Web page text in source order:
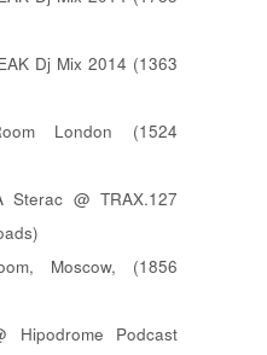
Dj Mix 2014 (1363
London (1524
Sterac @ TRAX.127
Moscow, (1856
Hipodrome Podcast